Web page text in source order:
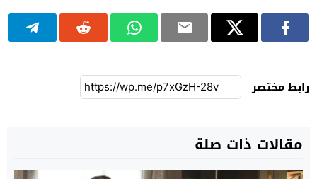
رابط مختصر
مقالات ذات صلة